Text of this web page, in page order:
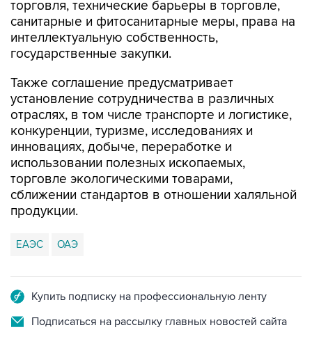
торговля, технические барьеры в торговле,
санитарные и фитосанитарные меры, права на
интеллектуальную собственность,
государственные закупки.
Также соглашение предусматривает
установление сотрудничества в различных
отраслях, в том числе транспорте и логистике,
конкуренции, туризме, исследованиях и
инновациях, добыче, переработке и
использовании полезных ископаемых,
торговле экологическими товарами,
сближении стандартов в отношении халяльной
продукции.
ЕАЭС ОАЭ
Купить подписку на профессиональную ленту
Подписаться на рассылку главных новостей сайта